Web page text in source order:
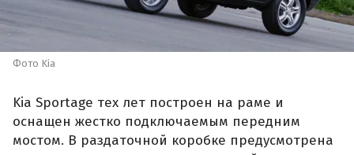
Фото Kia
Kia Sportage тех лет построен на раме и
оснащен жестко подключаемым передним
мостом. В раздаточной коробке предусмотрена